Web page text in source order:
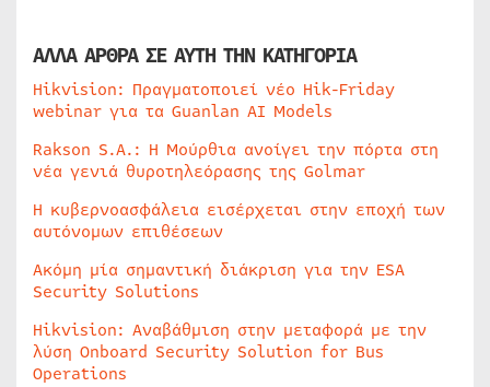
ΑΛΛΑ ΑΡΘΡΑ ΣΕ ΑΥΤΗ ΤΗΝ ΚΑΤΗΓΟΡΙΑ
Hikvision: Πραγματοποιεί νέο Hik-Friday
webinar για τα Guanlan AI Models
Rakson S.A.: Η Μούρθια ανοίγει την πόρτα στη
νέα γενιά θυροτηλεόρασης της Golmar
Η κυβερνοασφάλεια εισέρχεται στην εποχή των
αυτόνομων επιθέσεων
Ακόμη μία σημαντική διάκριση για την ESA
Security Solutions
Hikvision: Αναβάθμιση στην μεταφορά με την
λύση Onboard Security Solution for Bus
Operations